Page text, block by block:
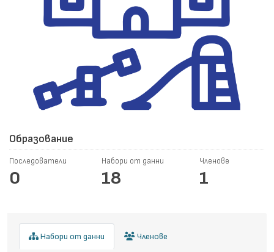
Образование
Последователи
0
Набори от данни
18
Членове
1
Набори от данни Членове